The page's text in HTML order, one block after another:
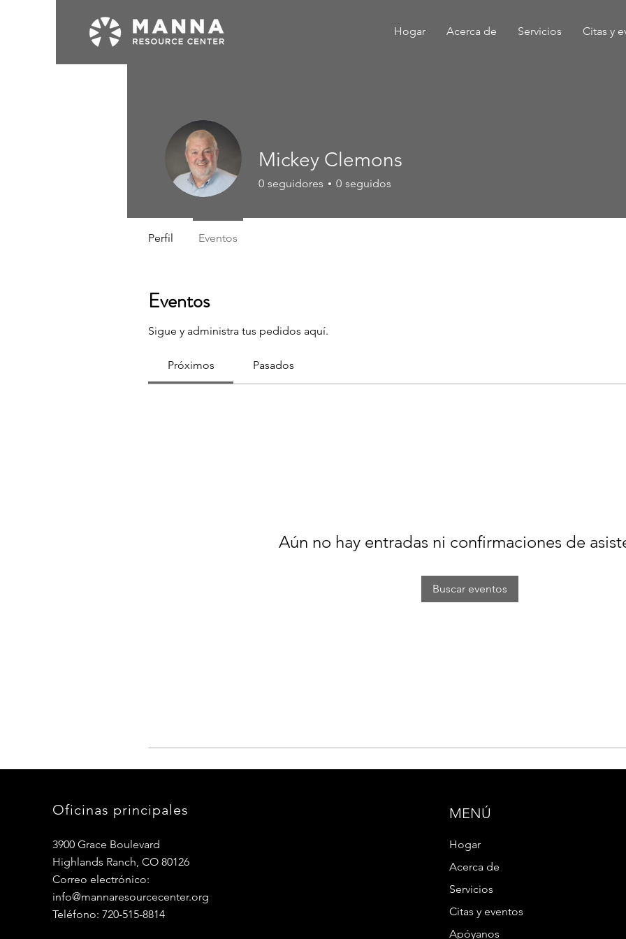
Hogar Acerca de Servicios Citas y
Eventos
Sigue y administra tus pedidos aquí.
Próximos Pasados
Aún no hay entradas ni confirmaciones de
Buscar eventos
Mickey Clemons
0 seguidores 0 seguidos
Perfil Eventos
Oficinas principales
3900 Grace Boulevard
Highlands Ranch, CO 80126
Correo electrónico:
info@mannaresourcecenter.org
Teléfono: 720-515-8814
MENÚ
Hogar
Acerca de
Servicios
Citas y eventos
Apóyanos